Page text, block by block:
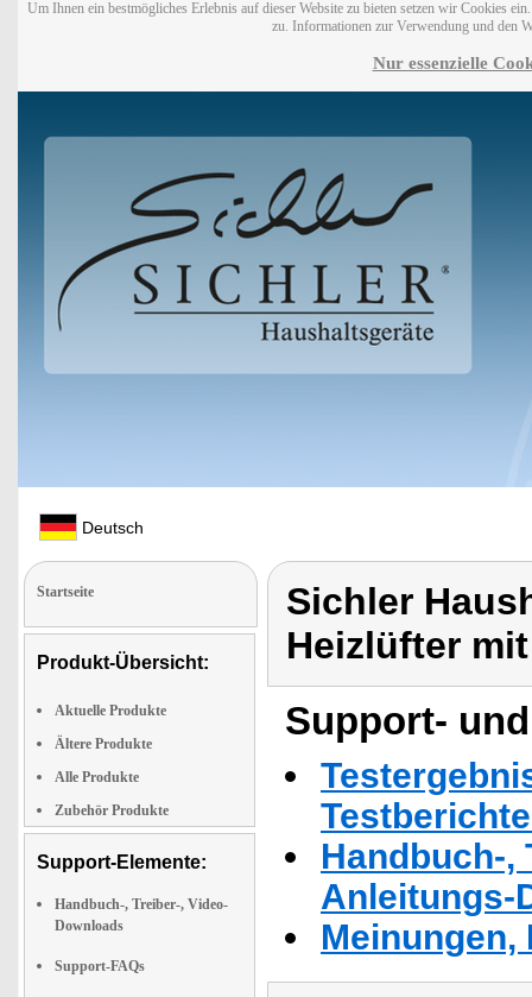
Um Ihnen ein bestmögliches Erlebnis auf dieser Website zu bieten setzen wir Cookies
zu. Informationen zur Verwendung und den
Nur essenzielle
Deutsch
Startseite
Produkt-Übersicht:
Aktuelle Produkte
Ältere Produkte
Alle Produkte
Zubehör Produkte
Support-Elemente:
Handbuch-, Treiber-, Video-
Downloads
Support-FAQs
Sichler
Heizlüfter
Support-
Handbuch-,
Anleitungs-